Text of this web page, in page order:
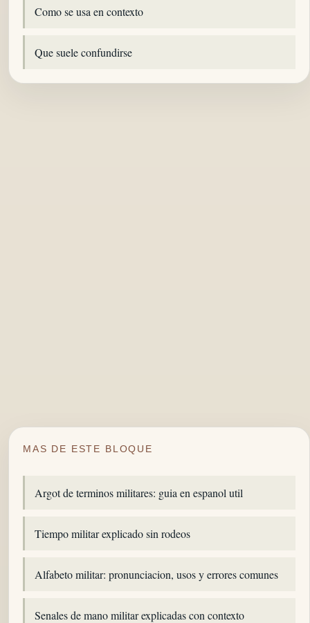
Como se usa en contexto
Que suele confundirse
MAS DE ESTE BLOQUE
Argot de terminos militares: guia en espanol util
Tiempo militar explicado sin rodeos
Alfabeto militar: pronunciacion, usos y errores comunes
Senales de mano militar explicadas con contexto